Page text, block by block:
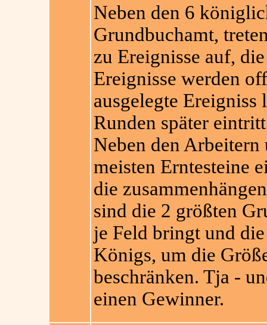
Neben den 6
Grundbuchamt,
zu Ereignisse auf,
Ereignisse werden
ausgelegte Ereigniss
Runden später
Neben den
meisten Erntesteine
die
sind die 2 größten
je Feld bringt und
Königs, um die
beschränken. Tja -
einen Gewinner.